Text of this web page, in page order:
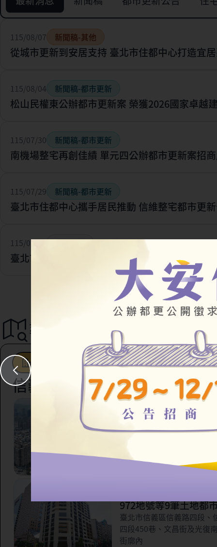
115/08/07 新聞稿-其他
從城市更新到安居支持 臺北市住都中心打造宜
115/08/04 新聞稿-都市更新
松山民權東公辦都市更新案 榮獲2026國家卓越
115/07/30 新聞稿-都市更新
南機場整宅再創佳績 單元四公辦都市更新案招
115/07/29 新聞稿-都市更新
臺北市住都中心攜手居民推動 信維整
115/07/28 一般公告
臺北市住宅及都市更新中心 官網改版及網址更
導覽地圖
駐地工作站 社會住宅
信義區
臺北市信義區虎林段
147地號等45筆土地
市更新案
臺北市信義區永吉路321巷
路以北所圍之部分街廓範圍
972地號等9筆土地都
案
臺北市信義區信義路四段、
四段450巷、文昌街及光復
街廓內